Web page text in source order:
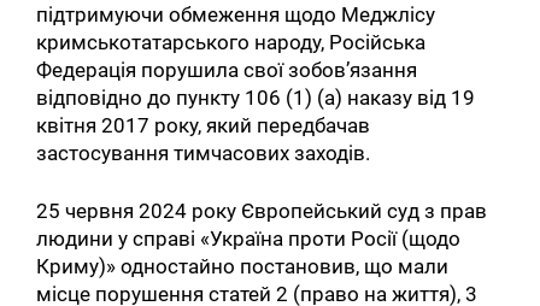
підтримуючи обмеження щодо Меджлісу
кримськотатарського народу, Російська
Федерація порушила свої зобов’язання
відповідно до пункту 106 (1) (a) наказу від 19
квітня 2017 року, який передбачав
застосування тимчасових заходів.
25 червня 2024 року Європейський суд з прав
людини у справі «Україна проти Росії (щодо
Криму)» одностайно постановив, що мали
місце порушення статей 2 (право на життя), 3